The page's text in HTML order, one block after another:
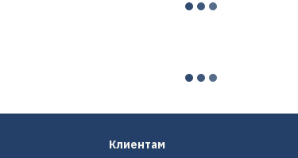
Клиентам